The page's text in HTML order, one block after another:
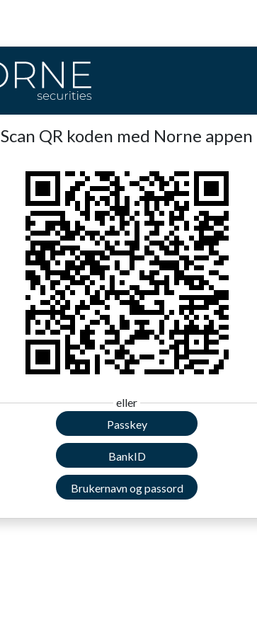
Scan QR koden med Norne appen
eller
Passkey
BankID
Brukernavn og passord